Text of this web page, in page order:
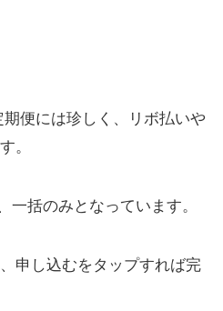
便には珍しく、リボ払いや
。
一括のみとなっています。
申し込むをタップすれば完